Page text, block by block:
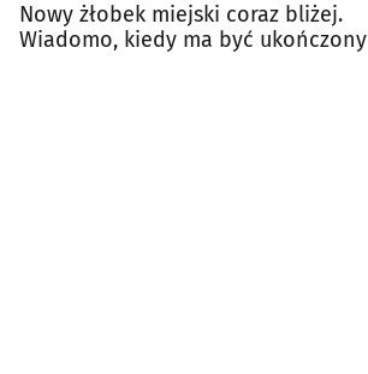
Nowy żłobek miejski coraz bliżej.
Wiadomo, kiedy ma być ukończony